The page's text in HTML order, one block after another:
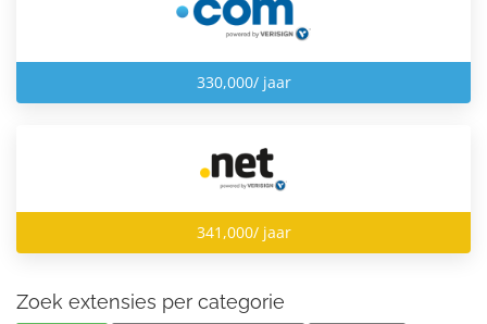
330,000/ jaar
341,000/ jaar
Zoek extensies per categorie